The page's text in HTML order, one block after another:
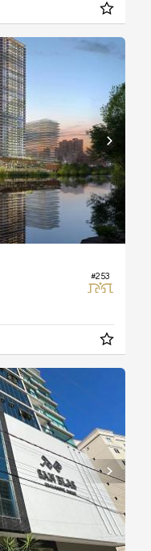
#253